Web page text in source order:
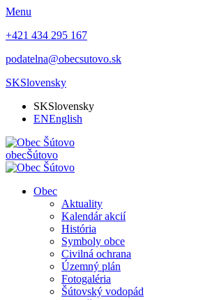
Menu
+421 434 295 167
podatelna@obecsutovo.sk
SKSlovensky
SKSlovensky
ENEnglish
obecŠútovo
Obec
Aktuality
Kalendár akcií
História
Symboly obce
Civilná ochrana
Územný plán
Fotogaléria
Šútovský vodopád